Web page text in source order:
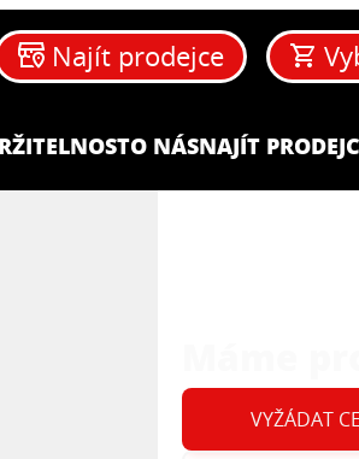
O NÁSNAJÍT
Najít prodejce
VYŽÁDAT